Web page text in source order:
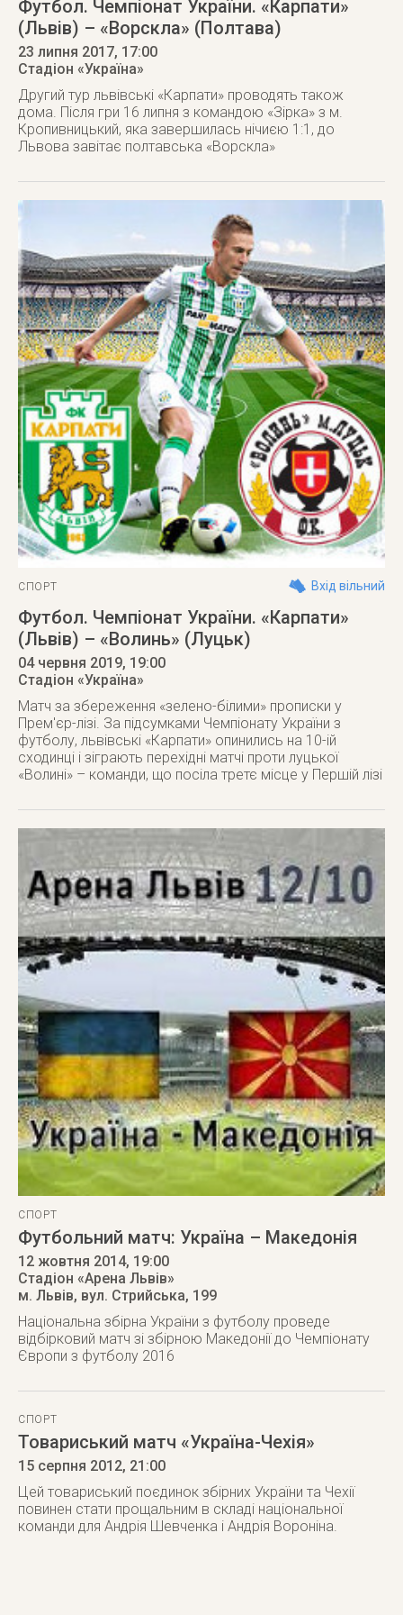
Футбол. Чемпіонат України. «Карпати»
(Львів) – «Ворскла» (Полтава)
23 липня 2017, 17:00
Стадіон «Україна»
Другий тур львівські «Карпати» проводять також
дома. Після гри 16 липня з командою «Зірка» з м.
Кропивницький, яка завершилась нічиєю 1:1, до
Львова завітає полтавська «Ворскла»
СПОРТ Вхід вільний
Футбол. Чемпіонат України. «Карпати»
(Львів) – «Волинь» (Луцьк)
04 червня 2019, 19:00
Стадіон «Україна»
Матч за збереження «зелено-білими» прописки у
Прем'єр-лізі. За підсумками Чемпіонату України з
футболу, львівські «Карпати» опинились на 10-ій
сходинці і зіграють перехідні матчі проти луцької
«Волині» – команди, що посіла третє місце у Першій лізі
СПОРТ
Футбольний матч: Україна – Македонія
12 жовтня 2014, 19:00
Стадіон «Арена Львів»
м. Львів, вул. Стрийська, 199
Національна збірна України з футболу проведе
відбірковий матч зі збірною Македонії до Чемпіонату
Європи з футболу 2016
СПОРТ
Товариський матч «Україна-Чехія»
15 серпня 2012, 21:00
Цей товариський поєдинок збірних України та Чехії
повинен стати прощальним в складі національної
команди для Андрія Шевченка і Андрія Вороніна.